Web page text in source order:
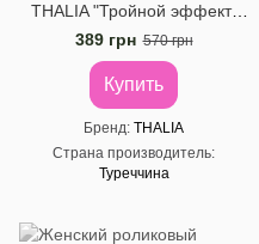
THALIA "Тройной эффект"
унисекс, 50 ​​мл
389 грн 570 грн
Купить
Бренд THALIA
Страна производитель
Туреччина